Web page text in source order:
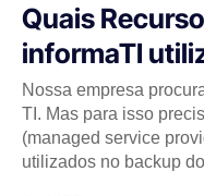
Quais
informaTI
Nossa empresa
TI. Mas para isso
(managed service
utilizados no backup